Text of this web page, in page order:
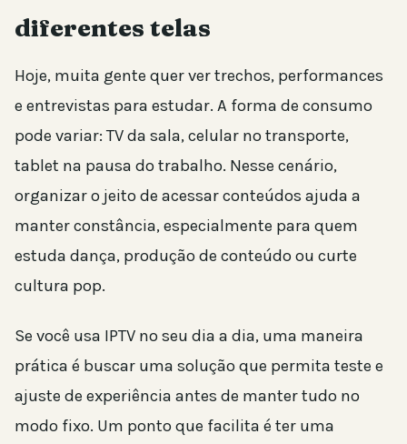
diferentes telas
Hoje, muita gente quer ver trechos, performances
e entrevistas para estudar. A forma de consumo
pode variar: TV da sala, celular no transporte,
tablet na pausa do trabalho. Nesse cenário,
organizar o jeito de acessar conteúdos ajuda a
manter constância, especialmente para quem
estuda dança, produção de conteúdo ou curte
cultura pop.
Se você usa IPTV no seu dia a dia, uma maneira
prática é buscar uma solução que permita teste e
ajuste de experiência antes de manter tudo no
modo fixo. Um ponto que facilita é ter uma